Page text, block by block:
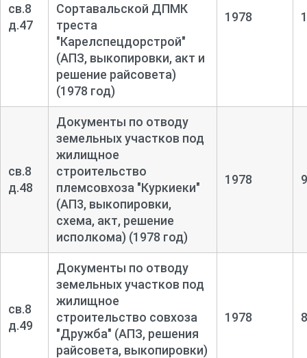
св.8
д.47
Сортавальской ДПМК
треста
"Карелспецдорстрой"
(АПЗ, выкопировки, акт и
решение райсовета)
(1978 год)
1978
св.8
д.48
Документы по отводу
земельных участков под
жилищное
строительство
племсовхоза "Куркиеки"
(АП3, выкопировки,
схема, акт, решение
исполкома) (1978 год)
1978 9
св.8
д.49
Документы по отводу
земельных участков под
жилищное
строительство совхоза
"Дружба" (АПЗ, решения
райсовета, выкопировки)
1978 8